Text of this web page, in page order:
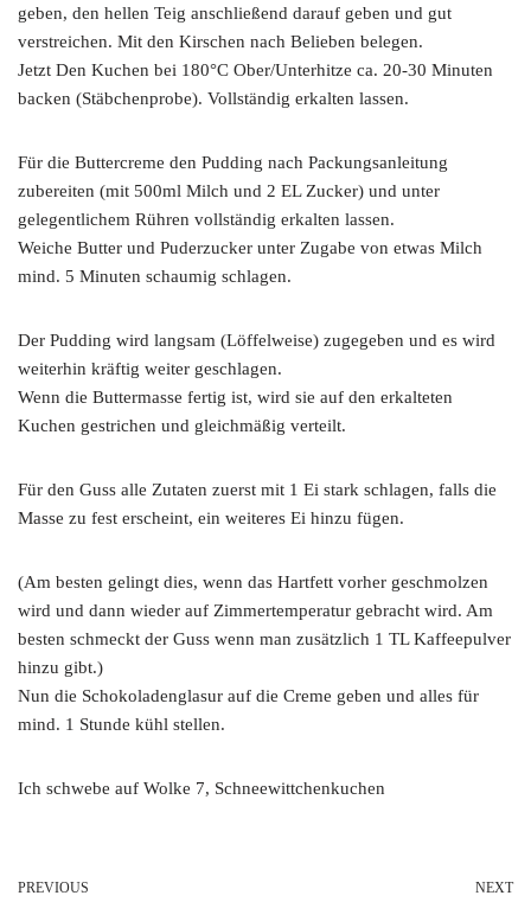
geben, den hellen Teig anschließend darauf geben und gut
verstreichen. Mit den Kirschen nach Belieben belegen.
Jetzt Den Kuchen bei 180°C Ober/Unterhitze ca. 20-30 Minuten
backen (Stäbchenprobe). Vollständig erkalten lassen.
Für die Buttercreme den Pudding nach Packungsanleitung
zubereiten (mit 500ml Milch und 2 EL Zucker) und unter
gelegentlichem Rühren vollständig erkalten lassen.
Weiche Butter und Puderzucker unter Zugabe von etwas Milch
mind. 5 Minuten schaumig schlagen.
Der Pudding wird langsam (Löffelweise) zugegeben und es wird
weiterhin kräftig weiter geschlagen.
Wenn die Buttermasse fertig ist, wird sie auf den erkalteten
Kuchen gestrichen und gleichmäßig verteilt.
Für den Guss alle Zutaten zuerst mit 1 Ei stark schlagen, falls die
Masse zu fest erscheint, ein weiteres Ei hinzu fügen.
(Am besten gelingt dies, wenn das Hartfett vorher geschmolzen
wird und dann wieder auf Zimmertemperatur gebracht wird. Am
besten schmeckt der Guss wenn man zusätzlich 1 TL Kaffeepulver
hinzu gibt.)
Nun die Schokoladenglasur auf die Creme geben und alles für
mind. 1 Stunde kühl stellen.
Ich schwebe auf Wolke 7, Schneewittchenkuchen
PREVIOUS NEXT